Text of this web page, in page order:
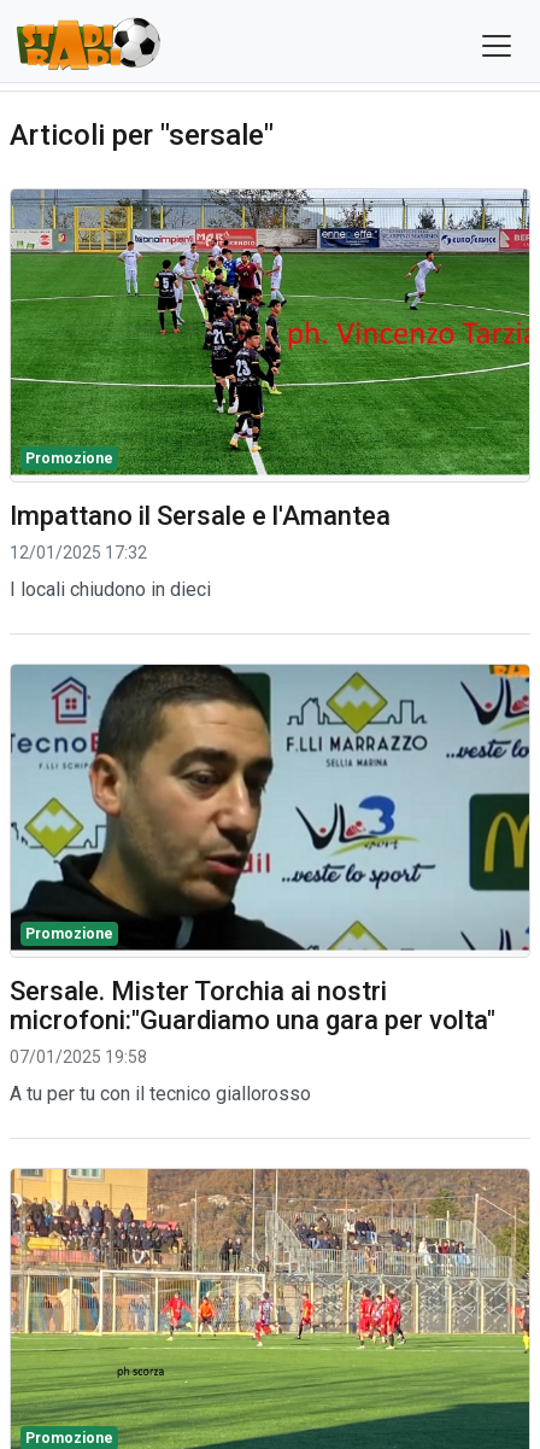
Articoli per "sersale"
Promozione
Impattano il Sersale e l'Amantea
12/01/2025 17:32
I locali chiudono in dieci
Promozione
Sersale. Mister Torchia ai nostri
microfoni:"Guardiamo una gara per volta"
07/01/2025 19:58
A tu per tu con il tecnico giallorosso
Promozione